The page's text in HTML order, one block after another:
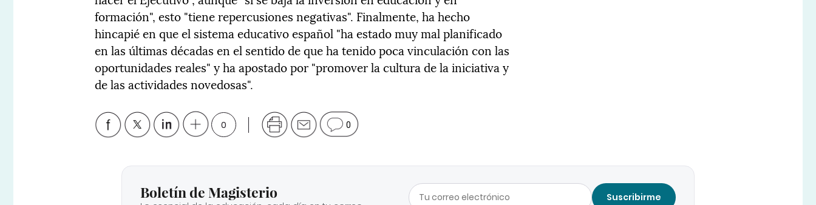
formación", esto "tiene repercusiones negativas". Finalmente, ha hecho
hincapié en que el sistema educativo español "ha estado muy mal planificado
en las últimas décadas en el sentido de que ha tenido poca vinculación con las
oportunidades reales" y ha apostado por "promover la cultura de la iniciativa y
de las actividades novedosas".
0 0
Boletín de Magisterio Suscribirme